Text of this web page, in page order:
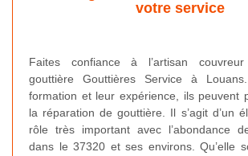
votre service
Faites confiance à l’artisan
gouttière Gouttières Service à
formation et leur expérience, ils peuvent
la réparation de gouttière. Il s’agit d’un
rôle très important avec l’abondance
dans le 37320 et ses environs. Qu’elle